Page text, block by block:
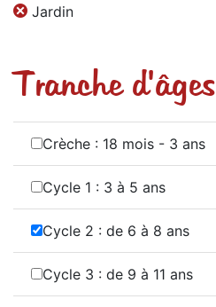
Jardin
Tranche d'âges
Crèche : 18 mois - 3 ans
Cycle 1 : 3 à 5 ans
Cycle 2 : de 6 à 8 ans
Cycle 3 : de 9 à 11 ans